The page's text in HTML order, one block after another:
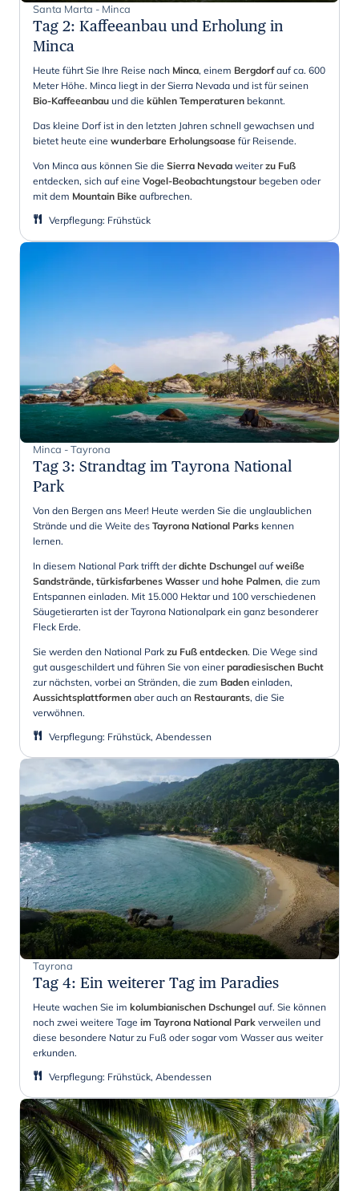
Santa Marta - Minca
Tag 2: Kaffeeanbau und Erholung in
Minca
Heute führt Sie Ihre Reise nach Minca, einem Bergdorfauf ca. 600
Meter Höhe. Minca liegt in der Sierra Nevada und ist für seinen
Bio-Kaffeeanbau und die kühlen Temperaturen bekannt.
Das kleine Dorf ist in den letzten Jahren schnell gewachsen und
bietet heute eine wunderbare Erholungsoase für Reisende.
Von Minca aus können Sie die Sierra Nevada weiterzu Fuß
entdecken, sich auf eine Vogel-Beobachtungstour begeben oder
mit dem Mountain Bike aufbrechen.
Verpflegung: Frühstück
Minca - Tayrona
Tag 3: Strandtag im Tayrona National
Park
Von den Bergen ans Meer! Heute werden Sie die unglaublichen
Strände und die Weite des Tayrona National Parks kennen
lernen.
In diesem National Park trifft derdichte Dschungel aufweiße
Sandstrände, türkisfarbenes Wasser und hohe Palmen, die zum
Entspannen einladen. Mit 15.000 Hektar und 100 verschiedenen
Säugetierarten ist der Tayrona Nationalpark ein ganz besonderer
Fleck Erde.
Sie werden den National Park zu Fuß entdecken. Die Wege sind
gut ausgeschildert und führen Sie von einerparadiesischen Bucht
zur nächsten, vorbei an Stränden, die zum Baden einladen,
Aussichtsplattformen aber auch an Restaurants, die Sie
verwöhnen.
Verpflegung: Frühstück, Abendessen
Tayrona
Tag 4: Ein weiterer Tag im Paradies
Heute wachen Sie im kolumbianischen Dschungel auf. Sie können
noch zwei weitere Tage im Tayrona National Park verweilen und
diese besondere Natur zu Fuß oder sogar vom Wasser aus weiter
erkunden.
Verpflegung: Frühstück, Abendessen